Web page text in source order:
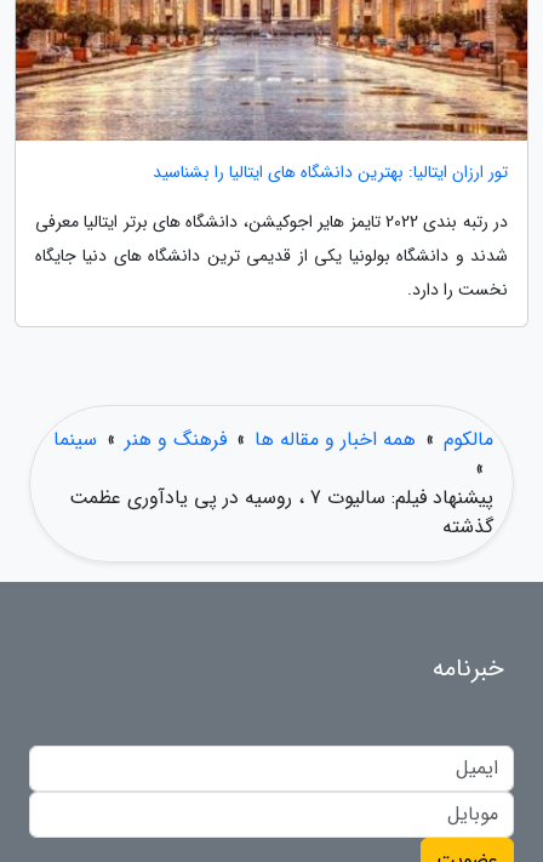
تور ارزان ایتالیا: بهترین دانشگاه های ایتالیا را بشناسید
در رتبه بندی 2022 تایمز هایر اجوکیشن، دانشگاه های برتر ایتالیا معرفی
شدند و دانشگاه بولونیا یکی از قدیمی ترین دانشگاه های دنیا جایگاه
نخست را دارد.
مالکوم » همه اخبار و مقاله ها » فرهنگ و هنر » سینما
»
پیشنهاد فیلم: سالیوت 7 ، روسیه در پی یادآوری عظمت
گذشته
خبرنامه